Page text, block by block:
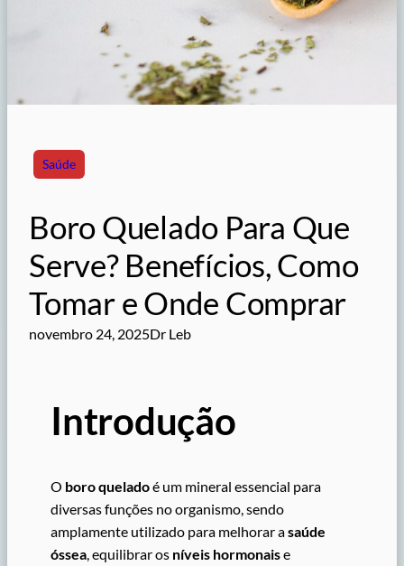
Saúde
Boro Quelado Para Que
Serve? Benefícios, Como
Tomar e Onde Comprar
novembro 24, 2025Dr Leb
Introdução
O boro queladoé um mineral essencial para
diversas funções no organismo, sendo
amplamente utilizado para melhorar asaúde
óssea, equilibrar os níveis hormonaise